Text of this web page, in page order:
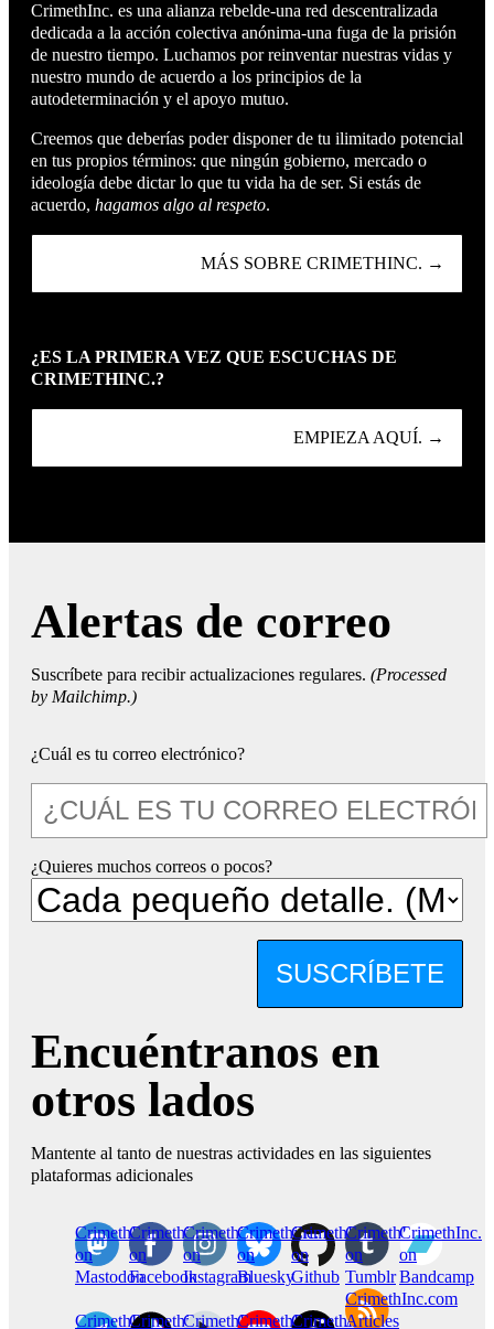
CrimethInc. es una alianza rebelde-una red descentralizada
dedicada a la acción colectiva anónima-una fuga de la prisión
de nuestro tiempo. Luchamos por reinventar nuestras vidas y
nuestro mundo de acuerdo a los principios de la
autodeterminación y el apoyo mutuo.
Creemos que deberías poder disponer de tu ilimitado potencial
en tus propios términos: que ningún gobierno, mercado o
ideología debe dictar lo que tu vida ha de ser. Si estás de
acuerdo, hagamos algo al respeto.
MÁS SOBRE CRIMETHINC. →
¿ES LA PRIMERA VEZ QUE ESCUCHAS DE
CRIMETHINC.?
EMPIEZA AQUÍ. →
Alertas de correo
Suscríbete para recibir actualizaciones regulares. (Processed
by Mailchimp.)
¿Cuál es tu correo electrónico?
¿Quieres muchos correos o pocos?
SUSCRÍBETE
Encuéntranos en
otros lados
Mantente al tanto de nuestras actividades en las siguientes
plataformas adicionales
CrimethInc.
on
Mastodon
Crimethinc.
on
Facebook
Crimethinc.
on
Instagram
Crimethinc.
on
Bluesky
CrimethInc.
on
Github
CrimethInc.
on
Tumblr
CrimethInc.
on
Bandcamp
CrimethInc.Crimethinc.CrimethInc.CrimethInc.CrimethInc.
CrimethInc.com
Articles